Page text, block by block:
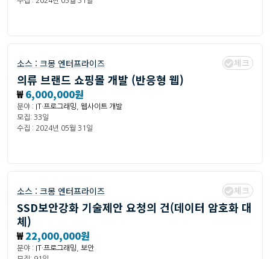
소스 : 크몽 엔터프라이즈 체크
의류 브랜드 쇼핑몰 개발 (반응형 웹)
₩6,000,000원
분야 : IT·프로그래밍
웹사이트 개발
모집: 33일
수집 : 2024년 05월 31일
소스 : 크몽 엔터프라이즈 체크
SSD보안강화 기술제안 요청의 건(데이터 암호화 대
체)
₩22,000,000원
분야 : IT·프로그래밍
보안